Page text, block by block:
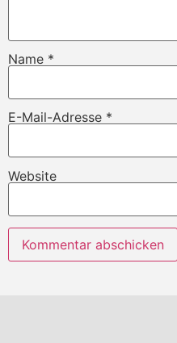
Name *
E-Mail-Adresse *
Website